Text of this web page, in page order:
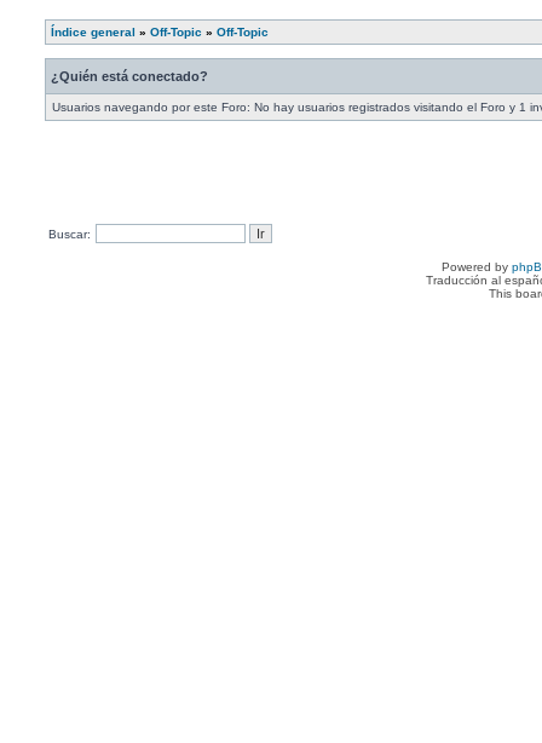
Índice general » Off-Topic » Off-Topic
¿Quién está conectado?
Usuarios navegando por este Foro: No hay usuarios registrados visitando el Foro y 1
Buscar:
Powered by
Traducción al
This